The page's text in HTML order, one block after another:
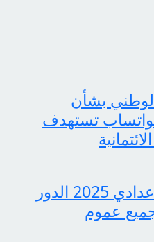
بشأن
تستهدف
pdf نتائج السادس الاعدادي 2025 الدور
عموم